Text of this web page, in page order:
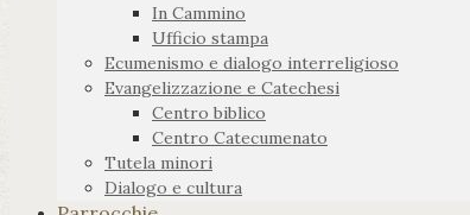
In Cammino
Ufficio stampa
Ecumenismo e dialogo interreligioso
Evangelizzazione e Catechesi
Centro biblico
Centro Catecumenato
Tutela minori
Dialogo e cultura